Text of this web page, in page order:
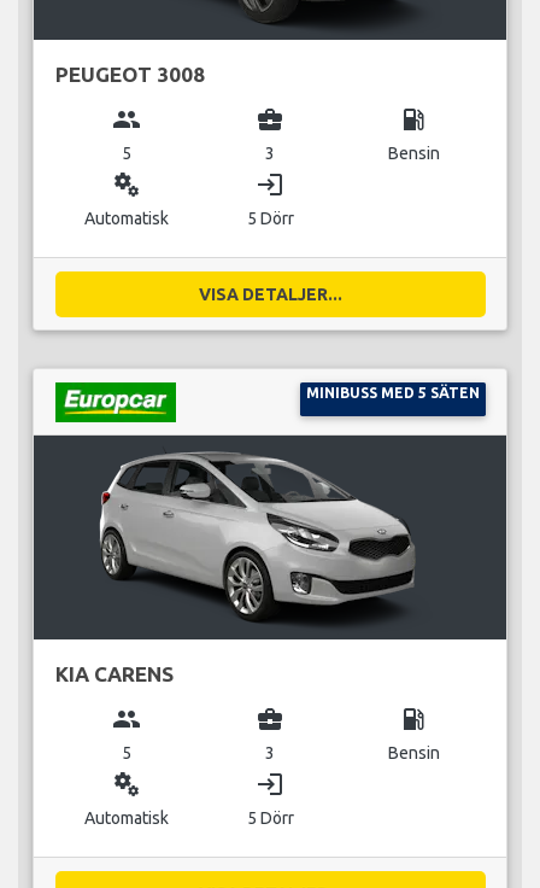
PEUGEOT 3008
group
5
business_center
3
local_gas_station
Bensin
miscellaneous_services
Automatisk
login
5 Dörr
VISA DETALJER...
MINIBUSS MED 5 SÄTEN
KIA CARENS
group
5
business_center
3
local_gas_station
Bensin
miscellaneous_services
Automatisk
login
5 Dörr